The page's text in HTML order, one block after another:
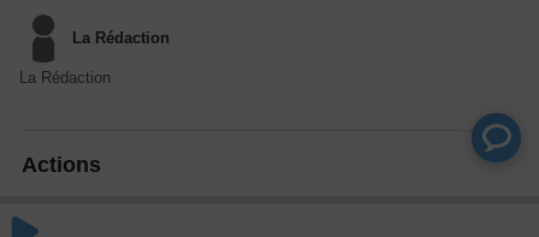
La Rédaction
La Rédaction
Actions